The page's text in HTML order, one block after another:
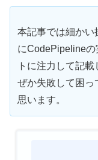
本記事では細かい
にCodePipeline
トに注力して記
ぜか失敗して困っ
思います。